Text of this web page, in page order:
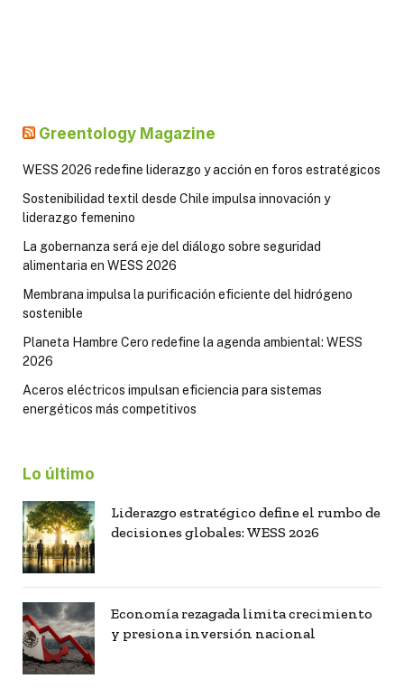
Greentology Magazine
WESS 2026 redefine liderazgo y acción en foros estratégicos
Sostenibilidad textil desde Chile impulsa innovación y
liderazgo femenino
La gobernanza será eje del diálogo sobre seguridad
alimentaria en WESS 2026
Membrana impulsa la purificación eficiente del hidrógeno
sostenible
Planeta Hambre Cero redefine la agenda ambiental: WESS
2026
Aceros eléctricos impulsan eficiencia para sistemas
energéticos más competitivos
Lo último
Liderazgo estratégico define el rumbo de
decisiones globales: WESS 2026
Economía rezagada limita crecimiento
y presiona inversión nacional